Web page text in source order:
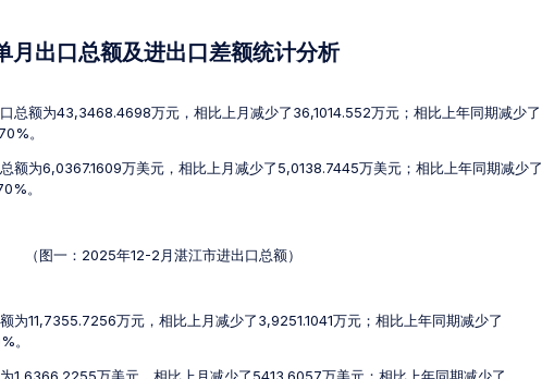
月出口总额及进出口差额统计分析
总额为43,3468.4698万元，相比上月减少了36,1014.552万元；相比上年同期减少了
。
额为6,0367.1609万美元，相比上月减少了5,0138.7445万美元；相比上年同期减少了
。
（图一：2025年12-2月湛江市进出口总额）
为11,7355.7256万元，相比上月减少了3,9251.1041万元；相比上年同期减少了
。
1,6366.2255万美元，相比上月减少了5413.6057万美元；相比上年同期减少了